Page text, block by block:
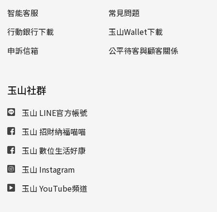
智能客服
常見問題
行動銀行下載
玉山Wallet下載
申訴信箱
公平待客與顧客關係
玉山社群
玉山 LINE官方帳號
玉山 招財納福喵喵
玉山 數位生活好康
玉山 Instagram
玉山 YouTube頻道